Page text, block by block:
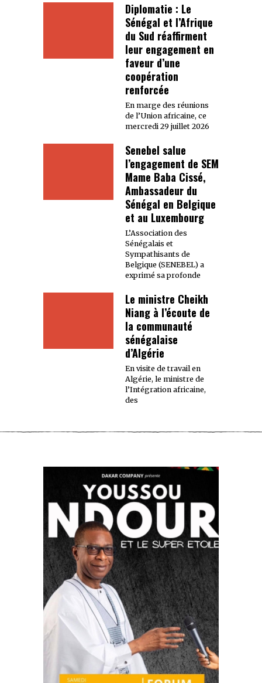
Diplomatie : Le
Sénégal et l’Afrique
du Sud réaffirment
leur engagement en
faveur d’une
coopération
renforcée
En marge des réunions
de l’Union africaine, ce
mercredi 29 juillet 2026
Senebel salue
l’engagement de SEM
Mame Baba Cissé,
Ambassadeur du
Sénégal en Belgique
et au Luxembourg
L’Association des
Sénégalais et
Sympathisants de
Belgique (SENEBEL) a
exprimé sa profonde
Le ministre Cheikh
Niang à l’écoute de
la communauté
sénégalaise
d’Algérie
En visite de travail en
Algérie, le ministre de
l’Intégration africaine,
des